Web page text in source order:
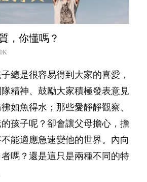
，你懂嗎？
總是很容易得到大家的喜愛，
精神、鼓勵大家積極發表意見
如魚得水；那些愛靜靜觀察、
孩子呢？卻會讓父母擔心，擔
能適應急速變他的世界。內向
嗎？還是這只是兩種不同的特
婚姻，沒捷徑
為只要跟相愛的人結婚，就自
生了孩子卻發現事情不如你所
不如我們想像的簡單，卻也不
。一起來認識婚姻的真相！...
父母，由懷孕開始到孩子呱呱
之不盡的問題～這裡一次過集
的相關短片。 這段路讓我們
，點做好？
越早開始越好，有人卻說一時
孩子感到混淆，到底誰是誰
說，解開語言學習的迷思～...
？
子係個「叻仔叻女」，學業別
井有條。這樣的孩子是萬中無
，不能兼得？...